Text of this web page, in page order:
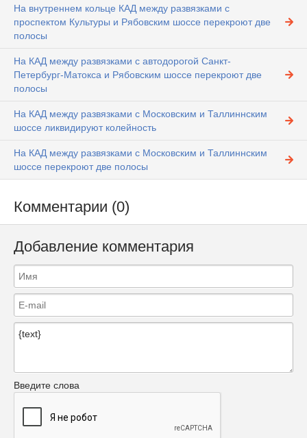
На внутреннем кольце КАД между развязками с
проспектом Культуры и Рябовским шоссе перекроют две
полосы
На КАД между развязками с автодорогой Санкт-
Петербург-Матокса и Рябовским шоссе перекроют две
полосы
На КАД между развязками с Московским и Таллиннским
шоссе ликвидируют колейность
На КАД между развязками с Московским и Таллиннским
шоссе перекроют две полосы
Комментарии (0)
Добавление комментария
Введите слова